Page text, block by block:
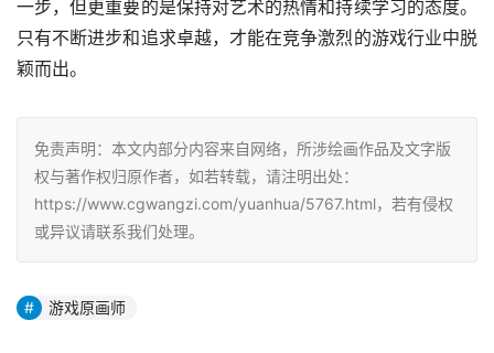
一步，但更重要的是保持对艺术的热情和持续学习的态度。
只有不断进步和追求卓越，才能在竞争激烈的游戏行业中脱
颖而出。
免责声明：本文内部分内容来自网络，所涉绘画作品及文字版
权与著作权归原作者，如若转载，请注明出处：
https://www.cgwangzi.com/yuanhua/5767.html，若有侵权
或异议请联系我们处理。
游戏原画师